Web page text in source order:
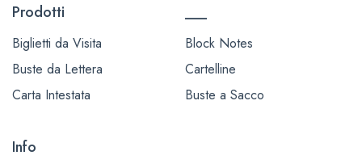
Prodotti
Biglietti da Visita
Buste da Lettera
Carta Intestata
___
Block Notes
Cartelline
Buste a Sacco
Info